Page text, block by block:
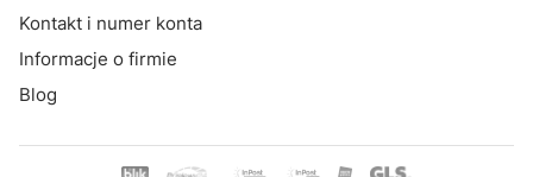
Kontakt i numer konta
Informacje o firmie
Blog